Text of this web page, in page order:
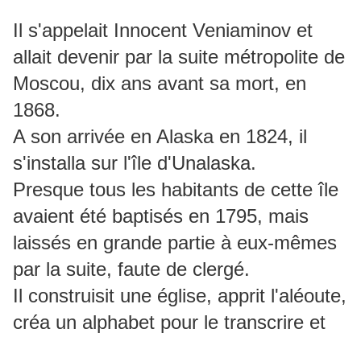
Il s'appelait Innocent Veniaminov et
allait devenir par la suite métropolite de
Moscou, dix ans avant sa mort, en
1868.
A son arrivée en Alaska en 1824, il
s'installa sur l'île d'Unalaska.
Presque tous les habitants de cette île
avaient été baptisés en 1795, mais
laissés en grande partie à eux-mêmes
par la suite, faute de clergé.
Il construisit une église, apprit l'aléoute,
créa un alphabet pour le transcrire et